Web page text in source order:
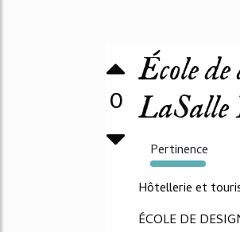
0
École
LaSalle
Pertinence
349%
Hôtellerie et
ÉCOLE DE